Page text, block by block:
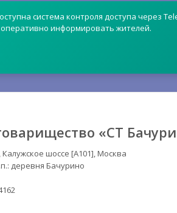
система контроля доступа через
информировать жителей.
«СТ
шоссе [А101], Москва
деревня Бачурино